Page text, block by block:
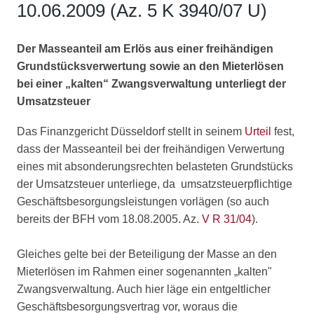
10.06.2009 (Az. 5 K 3940/07 U)
Der Masseanteil am Erlös aus einer freihändigen
Grundstücksverwertung sowie an den Mieterlösen
bei einer „kalten“ Zwangsverwaltung unterliegt der
Umsatzsteuer
Das Finanzgericht Düsseldorf stellt in seinem Urteil fest,
dass der Masseanteil bei der freihändigen Verwertung
eines mit absonderungsrechten belasteten Grundstücks
der Umsatzsteuer unterliege, da umsatzsteuerpflichtige
Geschäftsbesorgungsleistungen vorlägen (so auch
bereits der BFH vom 18.08.2005. Az.V R 31/04).
Gleiches gelte bei der Beteiligung der Masse an den
Mieterlösen im Rahmen einer sogenannten „kalten"
Zwangsverwaltung. Auch hier läge ein entgeltlicher
Geschäftsbesorgungsvertrag vor, woraus die